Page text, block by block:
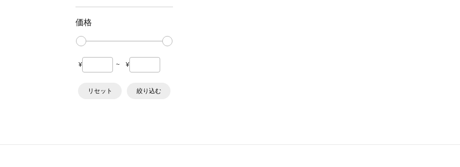
価格
¥ ~ ¥
リセット 絞り込む